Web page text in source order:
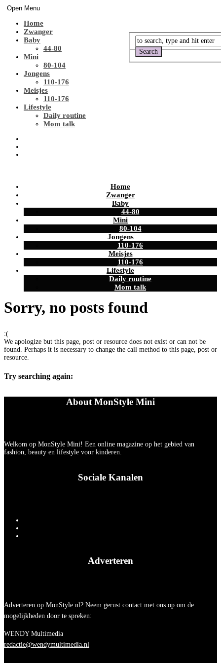
Open Menu
Home
Zwanger
Baby
44-80
Mini
80-104
Jongens
110-176
Meisjes
110-176
Lifestyle
Daily routine
Mom talk
Home
Zwanger
Baby
44-80
Mini
80-104
Jongens
110-176
Meisjes
110-176
Lifestyle
Daily routine
Mom talk
Sorry, no posts found
:(
We apologize but this page, post or resource does not exist or can not be
found. Perhaps it is necessary to change the call method to this page, post or
resource.
Try searching again:
About MonStyle Mini
Welkom op MonStyle Mini! Een online magazine op het gebied van
fashion, beauty en lifestyle voor kinderen.
Sociale Kanalen
Adverteren
Adverteren op MonStyle.nl? Neem gerust contact met ons op om de
mogelijkheden door te spreken:
WENDY Multimedia
redactie@wendymultimedia.nl